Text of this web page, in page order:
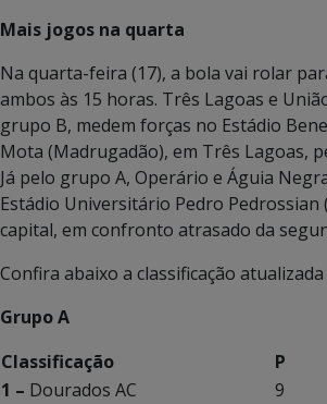
Mais jogos na quarta
Na quarta-feira (17), a bola vai rolar
ambos às 15 horas. Três Lagoas e
grupo B, medem forças no Estádio
Mota (Madrugadão), em Três Lagoas,
Já pelo grupo A, Operário e Águia
Estádio Universitário Pedro Pedrossian
capital, em confronto atrasado da
Confira abaixo a classificação
Grupo A
Classificação
P
1 – Dourados AC 9